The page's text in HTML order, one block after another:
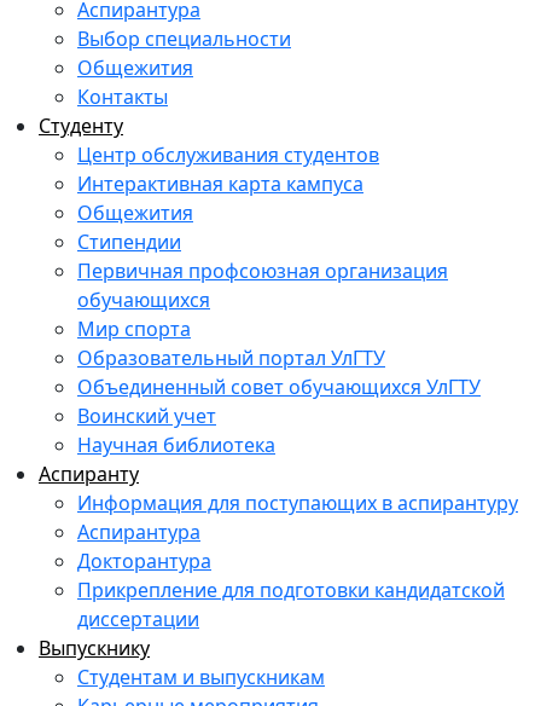
Аспирантура
Выбор специальности
Общежития
Контакты
Студенту
Центр обслуживания студентов
Интерактивная карта кампуса
Общежития
Стипендии
Первичная профсоюзная организация
обучающихся
Мир спорта
Образовательный портал УлГТУ
Объединенный совет обучающихся УлГТУ
Воинский учет
Научная библиотека
Аспиранту
Информация для поступающих в аспирантуру
Аспирантура
Докторантура
Прикрепление для подготовки кандидатской
диссертации
Выпускнику
Студентам и выпускникам